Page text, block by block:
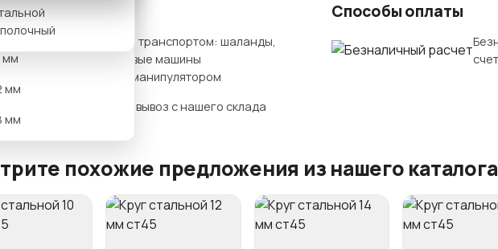
мм
мм
мм
мм
доставки
Нашим транспортом: шаланды,
бортовые машины
гидроманипулятором
Самовывоз с нашего склада
Способы оплаты
похожие предложения из нашего каталога